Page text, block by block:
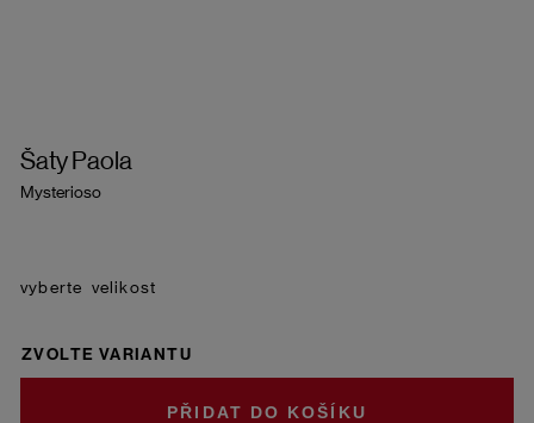
Šaty Paola
Mysterioso
velikost
ZVOLTE VARIANTU
DO KOŠÍKU